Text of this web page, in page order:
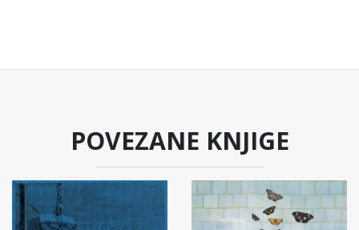
POVEZANE KNJIGE